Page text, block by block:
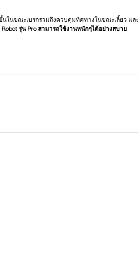
ในขณะเบรกรวมถึงควบคุมทิศทางในขณะเลี้ยว แล
รุ่น Pro สามารถใช้งานหนักๆได้อย่างสบาย